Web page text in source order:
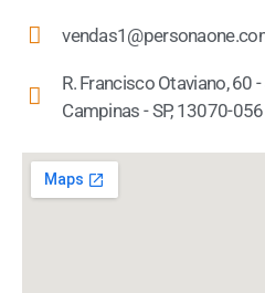
R. Francisco Otaviano, 60
Campinas - SP, 13070-056